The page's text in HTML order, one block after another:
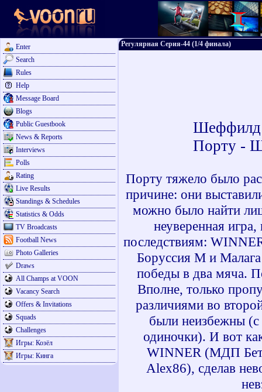
Enter
Search
Rules
Help
Message Board
Blogs
Public Guestbook
News & Reports
Interviews
Polls
Rating
Live Results
Standings & Schedules
Statistics & Odds
TV Broadcasts
Football News
Photo Galleries
Draws
All Champs at VOON
Vacancy Search
Offers & Invitations
Squads
Challenges
Игры: Козёл
Игры: Кинга
Регулярная Серия-44 (1/4 финала)
Шеффилд
Порту -
Порту тяжело было
причине: они
можно было найти
неуверенная
последствиям:
Боруссия М и
победы в два мяча.
Вполне, только
различиями во
были неизбежны
одиночки). И вот
WINNER (МДП
Alex86), сделав